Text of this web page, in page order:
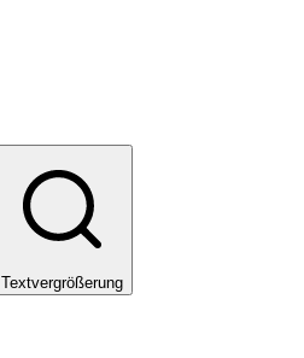
Textvergrößerung